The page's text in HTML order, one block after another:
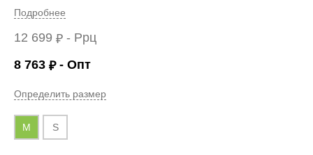
Подробнее
12 699 ₽ - Ррц
8 763 ₽- Опт
Определить размер
M S